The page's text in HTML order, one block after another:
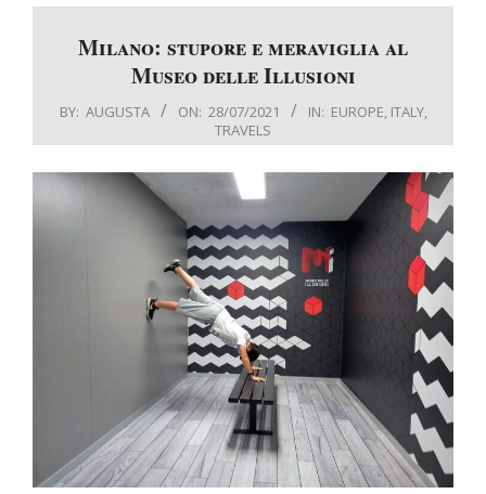
Milano: stupore e meraviglia al
Museo delle Illusioni
BY: AUGUSTA ON: 28/07/2021 IN: EUROPE, ITALY,
TRAVELS